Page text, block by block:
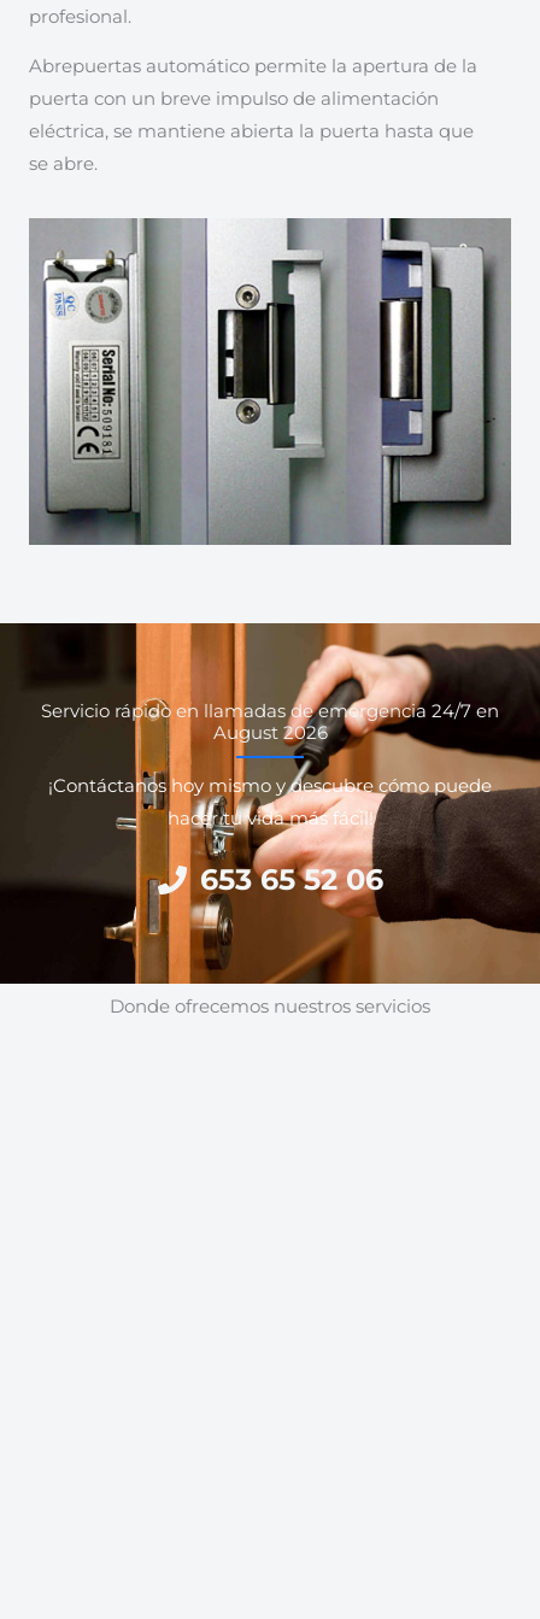
profesional.
Abrepuertas automático permite la apertura de la
puerta con un breve impulso de alimentación
eléctrica, se mantiene abierta la puerta hasta que
se abre.
Servicio rápido en llamadas de emergencia 24/7 en
August 2026
¡Contáctanos hoy mismo y descubre cómo puede
hacer tu vida más fácil!
653 65 52 06
Donde ofrecemos nuestros servicios